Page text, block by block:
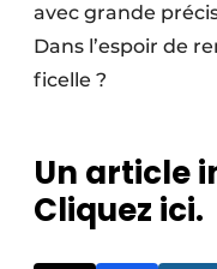
avec grande
Dans l’espoir de
ficelle ?
Un article
Cliquez ici.